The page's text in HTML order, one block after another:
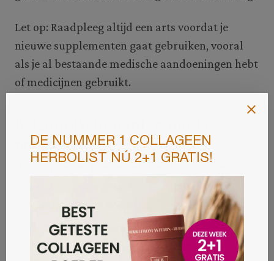
Let op: Raadpleeg altijd een arts voordat je
nieuwe supplementen gaat gebruiken, vooral
als je al bestaande medische aandoeningen hebt
of medicijnen gebruikt.
onthouden
hebben, zoals genetica, hormonale
veranderingen en stress.
Een gezonde levensstijl met een
uitgebalanceerd dieet en regelmatige